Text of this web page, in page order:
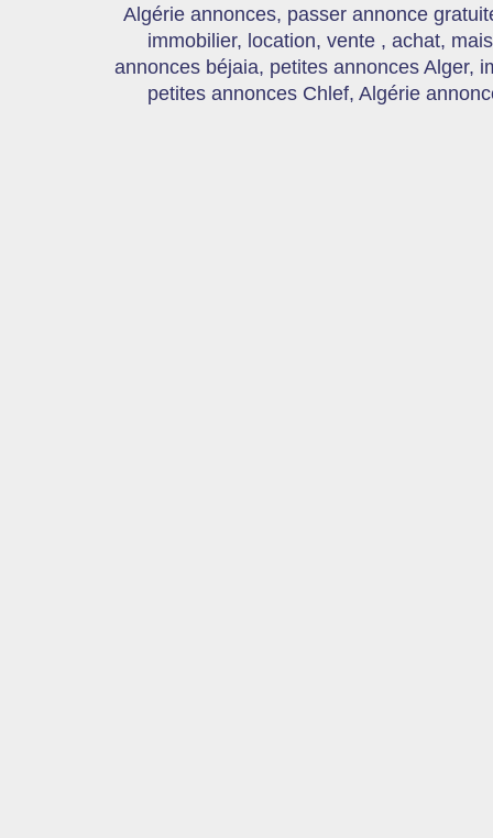
Algérie annonces, passer annonce
immobilier, location, vente , achat,
annonces béjaia, petites annonces Alger,
petites annonces Chlef, Algérie